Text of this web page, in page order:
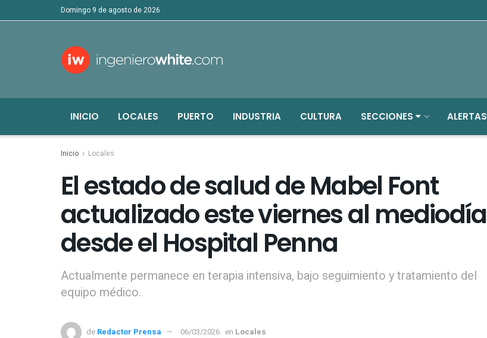
domingo 9 de agosto de 2026
INICIO LOCALES PUERTO INDUSTRIA CULTURA SECCIONES ALERTAS
Inicio Locales
El estado de salud de Mabel Font
actualizado este viernes al mediodía
desde el Hospital Penna
Actualmente permanece en terapia intensiva, bajo seguimiento y tratamiento del
equipo médico.
de Redactor Prensa 06/03/2026 en Locales